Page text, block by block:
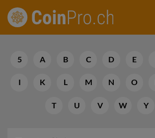
Zum
Inhalt
5 A B C D E
I K L M N O
T U V W Y